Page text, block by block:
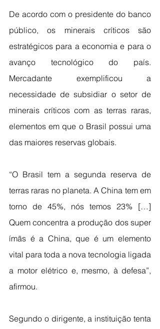
De acordo com o presidente do banco
público, os minerais críticos são
estratégicos para a economia e para o
avanço tecnológico do país.
Mercadante exemplificou a
necessidade de subsidiar o setor de
minerais críticos com as terras raras,
elementos em que o Brasil possui uma
das maiores reservas globais.
“O Brasil tem a segunda reserva de
terras raras no planeta. A China tem em
torno de 45%, nós temos 23% […]
Quem concentra a produção dos super
ímãs é a China, que é um elemento
vital para toda a nova tecnologia ligada
a motor elétrico e, mesmo, à defesa”,
afirmou.
Segundo o dirigente, a instituição tenta